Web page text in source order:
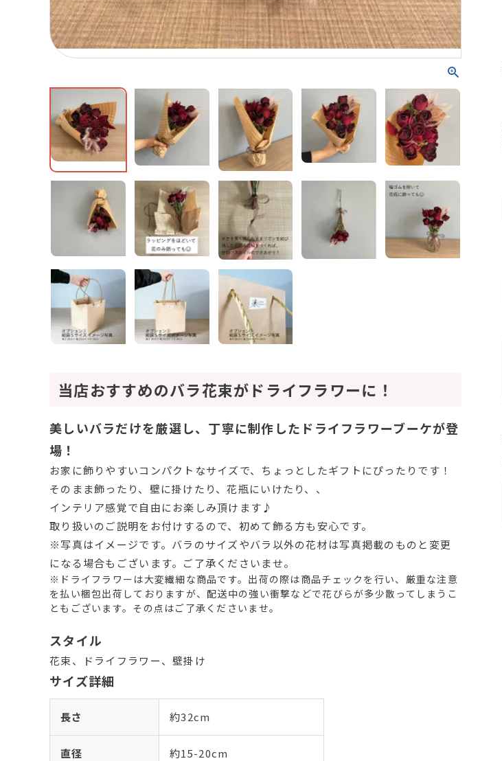
当店おすすめのバラ花束がドライフラワーに！
美しいバラだけを厳選し、丁寧に制作したドライフラワーブーケが登
場！
お家に飾りやすいコンパクトなサイズで、ちょっとしたギフトにぴったりです！
そのまま飾ったり、壁に掛けたり、花瓶にいけたり、、
インテリア感覚で自由にお楽しみ頂けます♪
取り扱いのご説明をお付けするので、初めて飾る方も安心です。
※写真はイメージです。バラのサイズやバラ以外の花材は写真掲載のものと変更
になる場合もございます。ご了承くださいませ。
※ドライフラワーは大変繊細な商品です。出荷の際は商品チェックを行い、厳重な注意
を払い梱包出荷しておりますが、配送中の強い衝撃などで花びらが多少散ってしまうこ
ともございます。その点はご了承くださいませ。
スタイル
花束、ドライフラワー、壁掛け
サイズ詳細
長さ 約32cm
直径 約15-20cm